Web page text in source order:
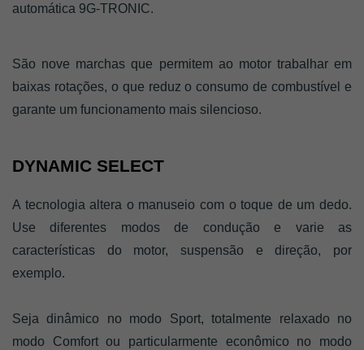
automática 9G-TRONIC.
São nove marchas que permitem ao motor trabalhar em
baixas rotações, o que reduz o consumo de combustível e
garante um funcionamento mais silencioso.
DYNAMIC SELECT
A tecnologia altera o manuseio com o toque de um dedo.
Use diferentes modos de condução e varie as
características do motor, suspensão e direção, por
exemplo.
Seja dinâmico no modo Sport, totalmente relaxado no
modo Comfort ou particularmente econômico no modo